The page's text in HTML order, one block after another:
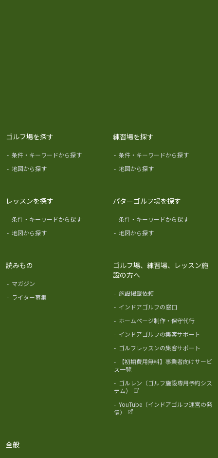
ゴルフ場を探す
- 条件・キーワードから探す
- 地図から探す
練習場を探す
- 条件・キーワードから探す
- 地図から探す
レッスンを探す
- 条件・キーワードから探す
- 地図から探す
パターゴルフ場を探す
- 条件・キーワードから探す
- 地図から探す
読みもの
- マガジン
- ライター募集
ゴルフ場、練習場、レッスン施
設の方へ
- 施設掲載依頼
- インドアゴルフの窓口
- ホームページ制作・保守代行
- インドアゴルフの集客サポート
- ゴルフレッスンの集客サポート
-
【初期費用無料】事業者向けサービ
ス一覧
- ゴルレン（ゴルフ施設専用予約シス
テム）
- YouTube（インドアゴルフ運営の発
信）
全般